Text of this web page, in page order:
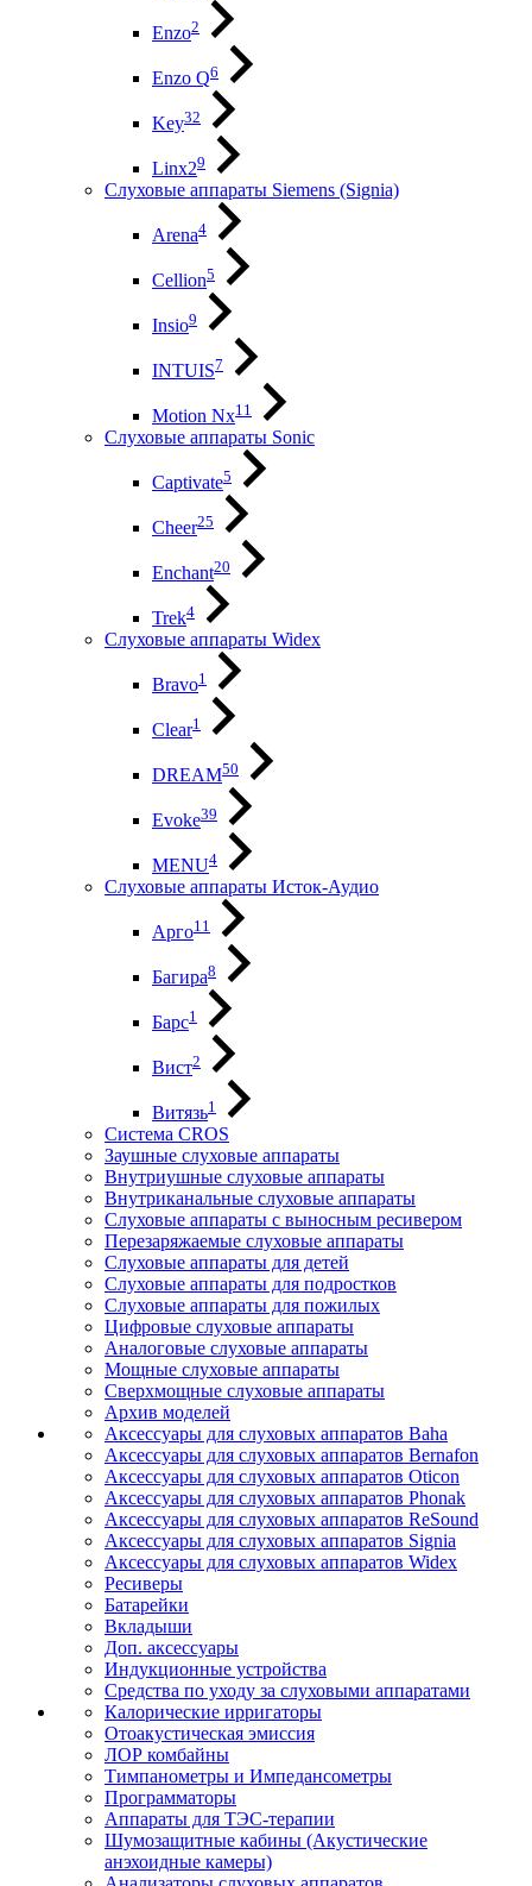
Enzo2
Enzo Q6
Key32
Linx29
Слуховые аппараты Siemens (Signia)
Arena4
Cellion5
Insio9
INTUIS7
Motion Nx11
Слуховые аппараты Sonic
Captivate5
Cheer25
Enchant20
Trek4
Слуховые аппараты Widex
Bravo1
Clear1
DREAM50
Evoke39
MENU4
Слуховые аппараты Исток-Аудио
Арго11
Багира8
Барс1
Вист2
Витязь1
Система CROS
Заушные слуховые аппараты
Внутриушные слуховые аппараты
Внутриканальные слуховые аппараты
Слуховые аппараты с выносным ресивером
Перезаряжаемые слуховые аппараты
Слуховые аппараты для детей
Слуховые аппараты для подростков
Слуховые аппараты для пожилых
Цифровые слуховые аппараты
Аналоговые слуховые аппараты
Мощные слуховые аппараты
Сверхмощные слуховые аппараты
Архив моделей
Аксессуары для слуховых аппаратов Baha
Аксессуары для слуховых аппаратов Bernafon
Аксессуары для слуховых аппаратов Oticon
Аксессуары для слуховых аппаратов Phonak
Аксессуары для слуховых аппаратов ReSound
Аксессуары для слуховых аппаратов Signia
Аксессуары для слуховых аппаратов Widex
Ресиверы
Батарейки
Вкладыши
Доп. аксессуары
Индукционные устройства
Средства по уходу за слуховыми аппаратами
Калорические ирригаторы
Отоакустическая эмиссия
ЛОР комбайны
Тимпанометры и Импедансометры
Программаторы
Аппараты для ТЭС-терапии
Шумозащитные кабины (Акустические
анэхоидные камеры)